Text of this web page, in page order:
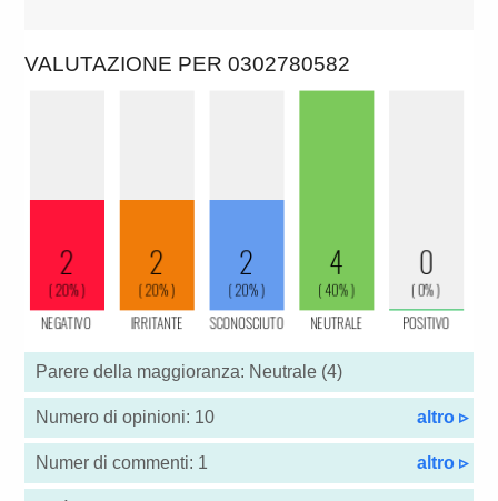
VALUTAZIONE PER 0302780582
Parere della maggioranza: Neutrale (4)
Numero di opinioni: 10 altro ▹
Numer di commenti: 1 altro ▹